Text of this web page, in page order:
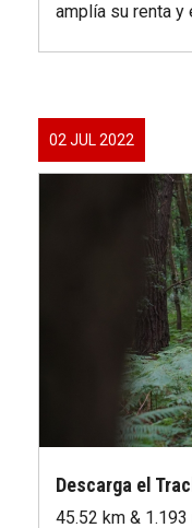
amplía su renta y
02 JUL 2022
Descarga el
45.52 km &